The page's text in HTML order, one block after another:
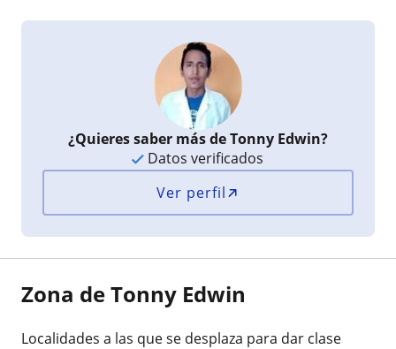
¿Quieres saber más de Tonny Edwin?
Datos verificados
Ver perfil
Zona de Tonny Edwin
Localidades a las que se desplaza para dar clase